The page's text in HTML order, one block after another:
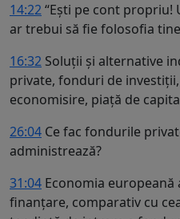
14:22“Ești pe cont propriu!
ar trebui să fie folosofia
16:32 Soluții și alternative
private, fonduri de
economisire, piață de
26:04 Ce fac fondurile
administrează?
31:04 Economia
finanțare, comparativ cu